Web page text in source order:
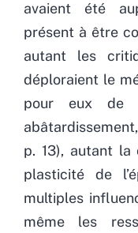
avaient été
présent à être
autant les
déploraient le
pour eux de «
p. 13), autant la
plasticité de
multiples
même les